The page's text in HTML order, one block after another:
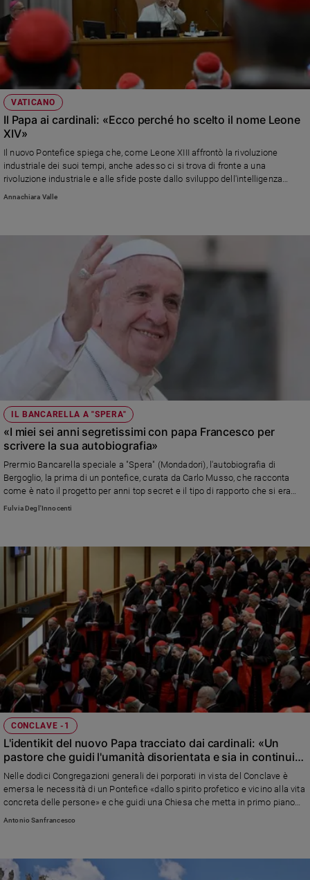
VATICANO
Il Papa ai cardinali: «Ecco perché ho scelto il nome Leone
XIV»
Il nuovo Pontefice spiega che, come Leone XIII affrontò la rivoluzione
industriale dei suoi tempi, anche adesso ci si trova di fronte a una
rivoluzione industriale e alle sfide poste dallo sviluppo dell'intelligenza
artificiale. E pone il suo Pontificato sotto il segno di Paolo VI e della
Annachiara Valle
IL BANCARELLA A "SPERA"
«I miei sei anni segretissimi con papa Francesco per
scrivere la sua autobiografia»
Prermio Bancarella speciale a "Spera" (Mondadori), l'autobiografia di
Bergoglio, la prima di un pontefice, curata da Carlo Musso, che racconta
come è nato il progetto per anni top secret e il tipo di rapporto che si era
instaurato tra lui e il papa
Fulvia Degl'Innocenti
CONCLAVE -1
L'identikit del nuovo Papa tracciato dai cardinali: «Un
pastore che guidi l'umanità disorientata e sia in continuità
con Francesco»
Nelle dodici Congregazioni generali dei porporati in vista del Conclave è
emersa le necessità di un Pontefice «dallo spirito profetico e vicino alla vita
concreta delle persone» e che guidi una Chiesa che metta in primo piano
l’urgenza della missione verso tutti e «non si richiuda in sé stessa, ma
Antonio Sanfrancesco